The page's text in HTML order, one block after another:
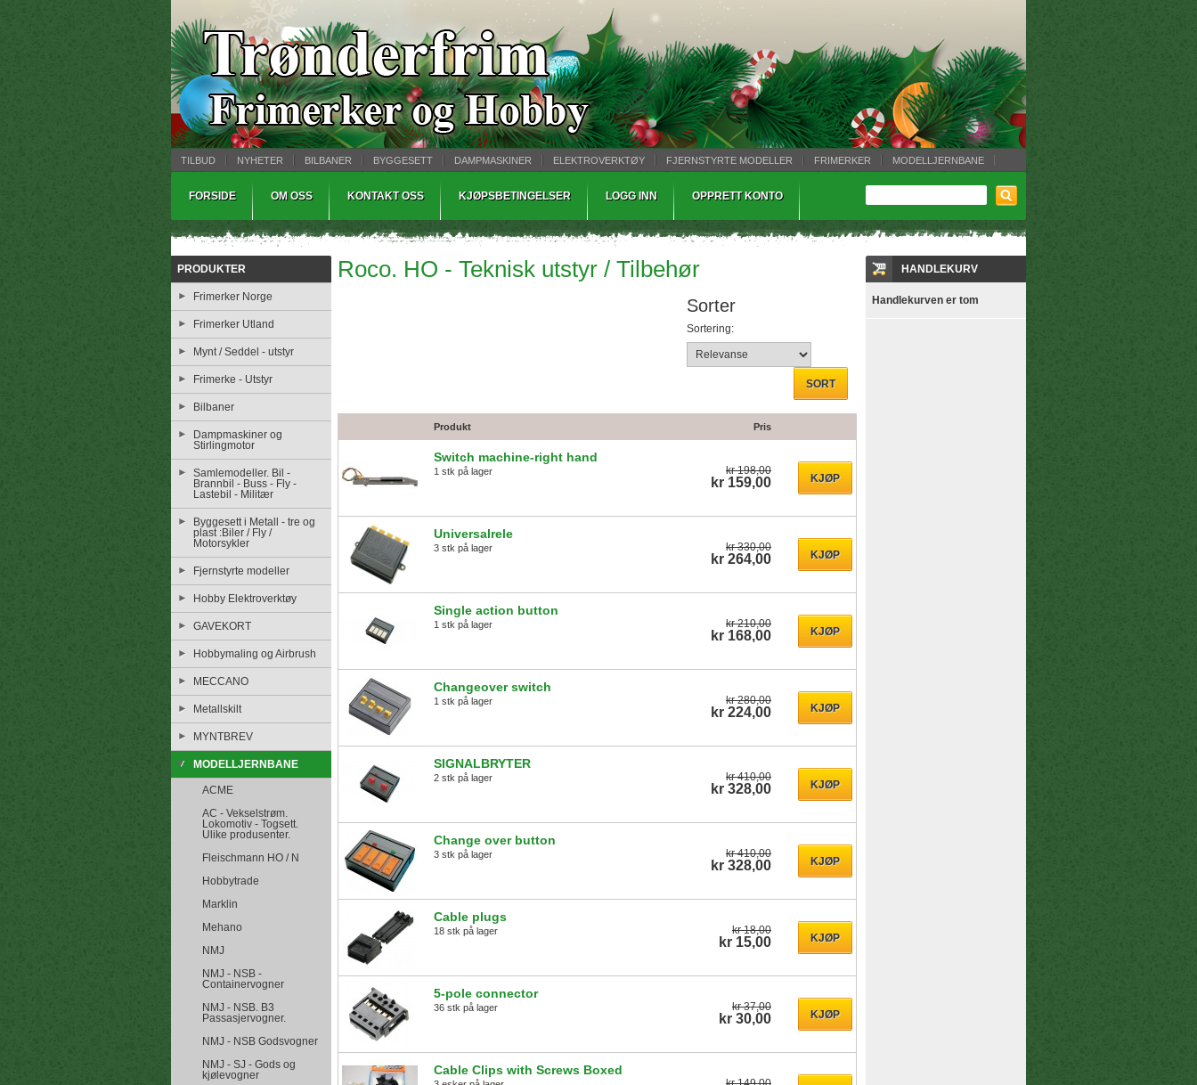
TILBUD NYHETER BILBANER BYGGESETT DAMPMASKINER ELEKTROVERKTØY FJERNSTYRTE MODELLER FRIMERKER
MODELLJERNBANE
FORSIDE OM OSS KONTAKT OSS KJØPSBETINGELSER LOGG INN OPPRETT KONTO
PRODUKTER
Frimerker Norge
Frimerker Utland
Mynt / Seddel - utstyr
Frimerke - Utstyr
Bilbaner
Dampmaskiner og
Stirlingmotor
Samlemodeller. Bil -
Brannbil - Buss - Fly -
Lastebil - Militær
Byggesett i Metall - tre og
plast :Biler / Fly /
Motorsykler
Fjernstyrte modeller
Hobby Elektroverktøy
GAVEKORT
Hobbymaling og Airbrush
MECCANO
Metallskilt
MYNTBREV
MODELLJERNBANE
ACME
AC - Vekselstrøm.
Lokomotiv - Togsett.
Ulike produsenter.
Fleischmann HO / N
Hobbytrade
Marklin
Mehano
NMJ
NMJ - NSB -
Containervogner
NMJ - NSB. B3
Passasjervogner.
NMJ - NSB Godsvogner
NMJ - SJ - Gods og
kjølevogner
Roco. HO - Teknisk utstyr / Tilbehør
Sorter
Sortering:
Produkt Pris
Switch machine-right hand
1 stk på lager kr 198,00
kr 159,00
Universalrele
3 stk på lager kr 330,00
kr 264,00
Single action button
1 stk på lager kr 210,00
kr 168,00
Changeover switch
1 stk på lager kr 280,00
kr 224,00
SIGNALBRYTER
2 stk på lager kr 410,00
kr 328,00
Change over button
3 stk på lager kr 410,00
kr 328,00
Cable plugs
18 stk på lager kr 18,00
kr 15,00
5-pole connector
36 stk på lager kr 37,00
kr 30,00
Cable Clips with Screws Boxed
HANDLEKURV
Handlekurven er tom